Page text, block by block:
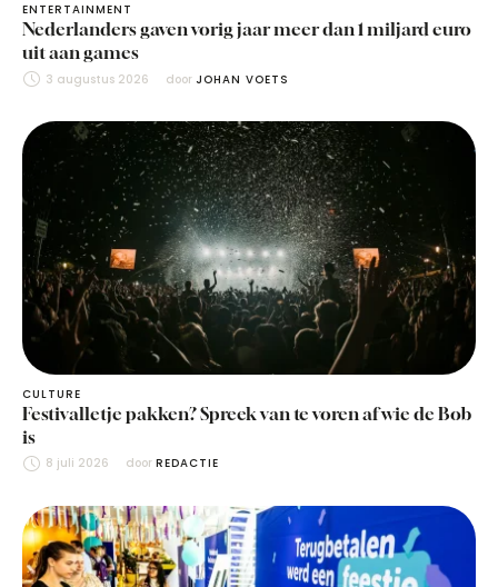
ENTERTAINMENT
Nederlanders gaven vorig jaar meer dan 1 miljard euro
uit aan games
3 augustus 2026 door JOHAN VOETS
CULTURE
Festivalletje pakken? Spreek van te voren af wie de Bob
is
8 juli 2026 door REDACTIE